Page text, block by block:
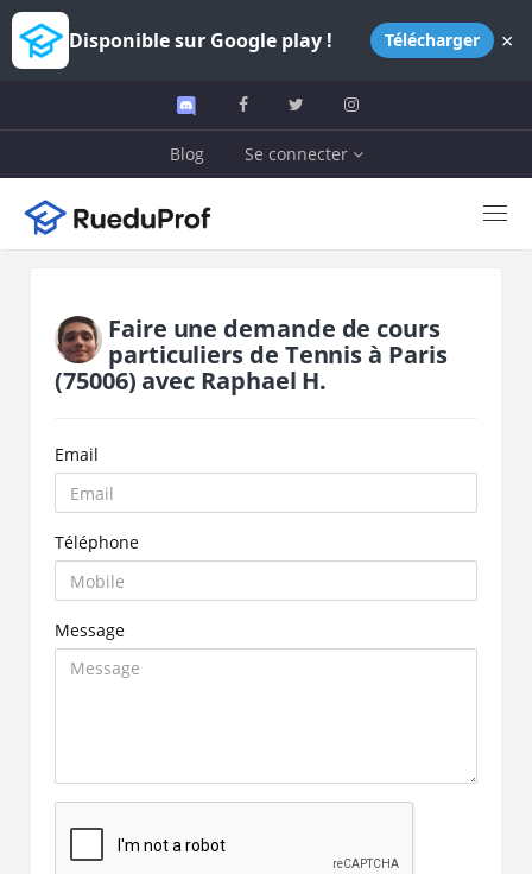
Disponible sur Google play ! Télécharger ×
Blog Se connecter
Faire une demande de cours
particuliers de Tennisà Paris
(75006)avec Raphael H.
Email
Téléphone
Message